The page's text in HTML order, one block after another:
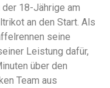
der 18-Jährige am
an den Start. Als
seine
Leistung dafür,
über den
Team aus